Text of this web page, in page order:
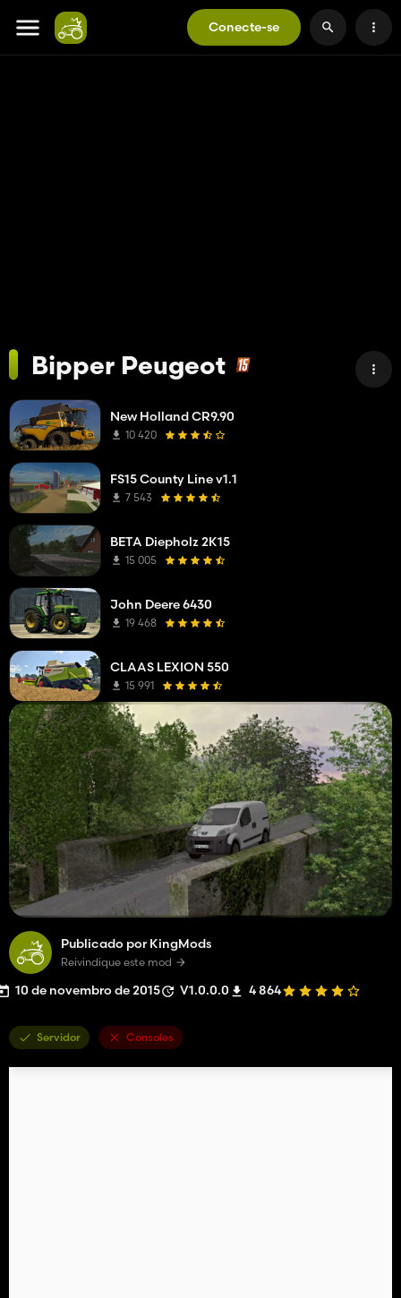
Conecte-se
Bipper Peugeot
Publicado por KingMods
Reivindique este mod
10 de novembro de 2015 V1.0.0.0 4 864
Servidor Consoles
New Holland CR9.90
10 420
FS15 County Line v1.1
7 543
BETA Diepholz 2K15
15 005
John Deere 6430
19 468
CLAAS LEXION 550
15 991